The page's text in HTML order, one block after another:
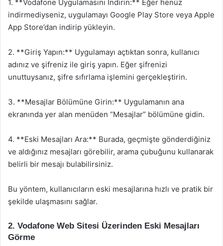
1. **Vodafone Uygulamasını İndirin:** Eğer henüz
indirmediyseniz, uygulamayı Google Play Store veya Apple
App Store’dan indirip yükleyin.
2. **Giriş Yapın:** Uygulamayı açtıktan sonra, kullanıcı
adınız ve şifreniz ile giriş yapın. Eğer şifrenizi
unuttuysanız, şifre sıfırlama işlemini gerçekleştirin.
3. **Mesajlar Bölümüne Girin:** Uygulamanın ana
ekranında yer alan menüden “Mesajlar” bölümüne gidin.
4. **Eski Mesajları Ara:** Burada, geçmişte gönderdiğiniz
ve aldığınız mesajları görebilir, arama çubuğunu kullanarak
belirli bir mesajı bulabilirsiniz.
Bu yöntem, kullanıcıların eski mesajlarına hızlı ve pratik bir
şekilde ulaşmasını sağlar.
2. Vodafone Web Sitesi Üzerinden Eski Mesajları
Görme